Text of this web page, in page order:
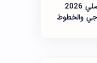
تحميل كيبورد ايفون الأصلي 2026